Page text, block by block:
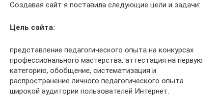
Создавая сайт я поставила следующие цели и задачи:
Цель сайта:
представление педагогического опыта на конкурсах
профессионального мастерства, аттестация на первую
категорию, обобщение, систематизация и
распространение личного педагогического опыта
широкой аудитории пользователей Интернет.